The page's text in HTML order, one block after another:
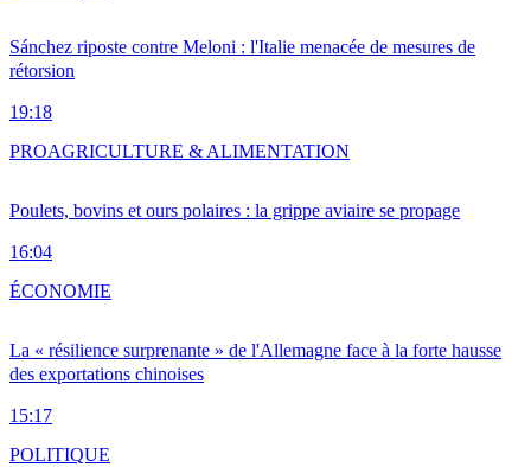
Sánchez riposte contre Meloni : l'Italie menacée de mesures de
rétorsion
19:18
Poulets, bovins et ours polaires : la grippe aviaire se propage
16:04
PROAGRICULTURE & ALIMENTATION
La « résilience surprenante » de l'Allemagne face à la forte hausse
des exportations chinoises
15:17
ÉCONOMIE
POLITIQUE